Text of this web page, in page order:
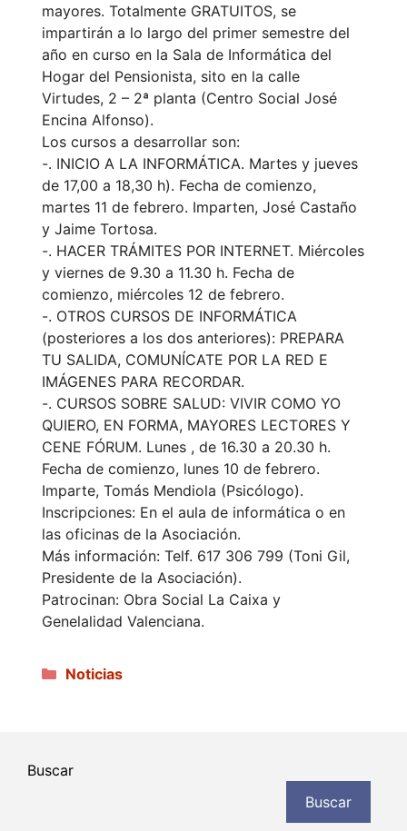
mayores. Totalmente GRATUITOS, se
impartirán a lo largo del primer semestre del
año en curso en la Sala de Informática del
Hogar del Pensionista, sito en la calle
Virtudes, 2 – 2ª planta (Centro Social José
Encina Alfonso).
Los cursos a desarrollar son:
-. INICIO A LA INFORMÁTICA. Martes y jueves
de 17,00 a 18,30 h). Fecha de comienzo,
martes 11 de febrero. Imparten, José Castaño
y Jaime Tortosa.
-. HACER TRÁMITES POR INTERNET. Miércoles
y viernes de 9.30 a 11.30 h. Fecha de
comienzo, miércoles 12 de febrero.
-. OTROS CURSOS DE INFORMÁTICA
(posteriores a los dos anteriores): PREPARA
TU SALIDA, COMUNÍCATE POR LA RED E
IMÁGENES PARA RECORDAR.
-. CURSOS SOBRE SALUD: VIVIR COMO YO
QUIERO, EN FORMA, MAYORES LECTORES Y
CENE FÓRUM. Lunes , de 16.30 a 20.30 h.
Fecha de comienzo, lunes 10 de febrero.
Imparte, Tomás Mendiola (Psicólogo).
Inscripciones: En el aula de informática o en
las oficinas de la Asociación.
Más información: Telf. 617 306 799 (Toni Gil,
Presidente de la Asociación).
Patrocinan: Obra Social La Caixa y
Genelalidad Valenciana.
Categorías
Noticias
Buscar
Buscar